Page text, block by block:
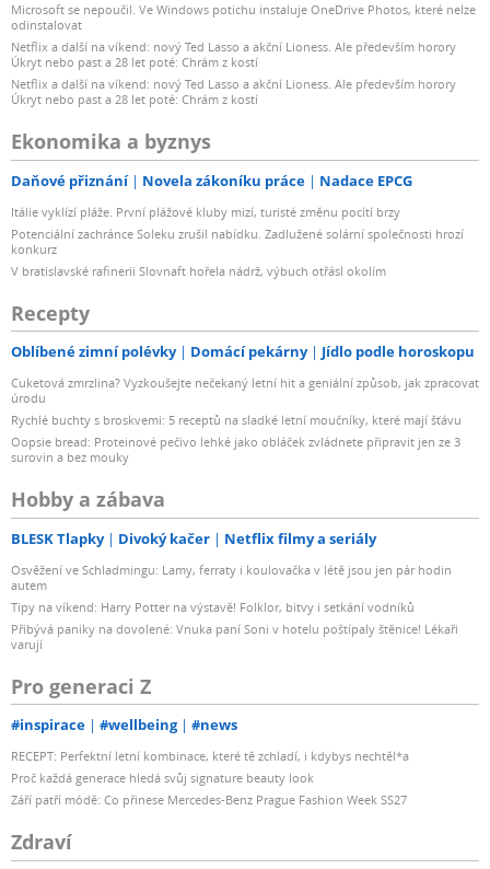
Microsoft se nepoučil. Ve Windows potichu instaluje OneDrive Photos, které nelze
odinstalovat
Netflix a další na víkend: nový Ted Lasso a akční Lioness. Ale především horory
Úkryt nebo past a 28 let poté: Chrám z kostí
Netflix a další na víkend: nový Ted Lasso a akční Lioness. Ale především horory
Úkryt nebo past a 28 let poté: Chrám z kostí
Ekonomika a byznys
Daňové přiznání Novela zákoníku práce Nadace EPCG
Itálie vyklízí pláže. První plážové kluby mizí, turisté změnu pocítí brzy
Potenciální zachránce Soleku zrušil nabídku. Zadlužené solární společnosti hrozí
konkurz
V bratislavské rafinerii Slovnaft hořela nádrž, výbuch otřásl okolím
Recepty
Oblíbené zimní polévky Domácí pekárny Jídlo podle horoskopu
Cuketová zmrzlina? Vyzkoušejte nečekaný letní hit a geniální způsob, jak zpracovat
úrodu
Rychlé buchty s broskvemi: 5 receptů na sladké letní moučníky, které mají šťávu
Oopsie bread: Proteinové pečivo lehké jako obláček zvládnete připravit jen ze 3
surovin a bez mouky
Hobby a zábava
BLESK Tlapky Divoký kačer Netflix filmy a seriály
Osvěžení ve Schladmingu: Lamy, ferraty i koulovačka v létě jsou jen pár hodin
autem
Tipy na víkend: Harry Potter na výstavě! Folklor, bitvy i setkání vodníků
Přibývá paniky na dovolené: Vnuka paní Soni v hotelu poštípaly štěnice! Lékaři
varují
Pro generaci Z
#inspirace #wellbeing #news
RECEPT: Perfektní letní kombinace, které tě zchladí, i kdybys nechtěl*a
Proč každá generace hledá svůj signature beauty look
Září patří módě: Co přinese Mercedes-Benz Prague Fashion Week SS27
Zdraví